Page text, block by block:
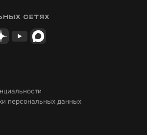
СЕТЯХ
персональных данных